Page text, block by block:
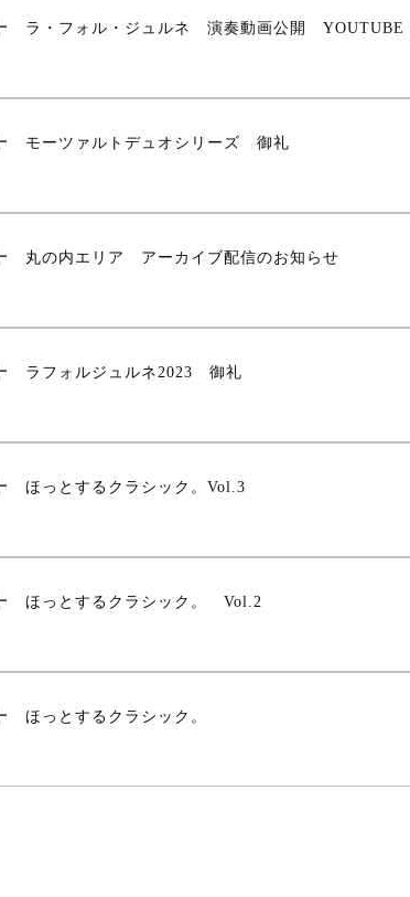
・フォル・ジュルネ 演奏動画公開 YOUTUBE
ーツァルトデュオシリーズ 御礼
の内エリア アーカイブ配信のお知らせ
フォルジュルネ2023 御礼
っとするクラシック。Vol.3
っとするクラシック。 Vol.2
っとするクラシック。